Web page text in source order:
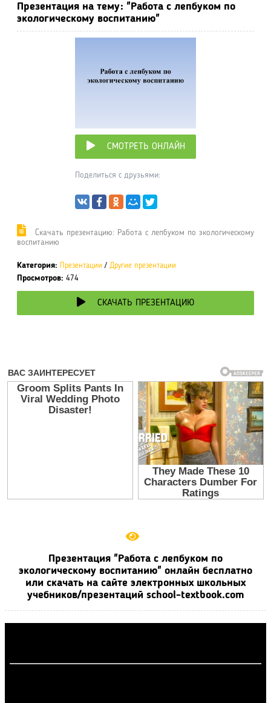
Презентация на тему: "Работа с лепбуком по
экологическому воспитанию"
СМОТРЕТЬ ОНЛАЙН
Поделиться с друзьями:
Cкачать презентацию: Работа с лепбуком по экологическому
воспитанию
Категория: Презентации / Другие презентации
Просмотров: 474
СКАЧАТЬ ПРЕЗЕНТАЦИЮ
Презентация "Работа с лепбуком по
экологическому воспитанию" онлайн бесплатно
или скачать на сайте электронных школьных
учебников/презентаций school-textbook.com